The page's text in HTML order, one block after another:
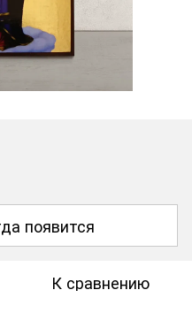
появится
К сравнению